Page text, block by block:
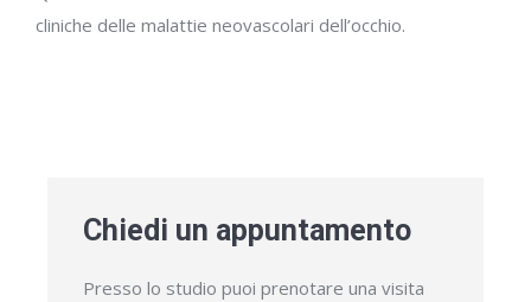
cliniche delle malattie neovascolari dell’occhio.
Chiedi un appuntamento
Presso lo studio puoi prenotare una visita